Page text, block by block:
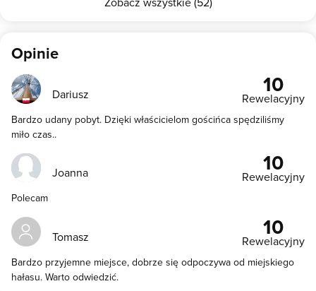
Opinie
Dariusz 10
Rewelacyjny
Bardzo udany pobyt. Dzięki właścicielom gościńca spędziliśmy
miło czas..
Joanna 10
Rewelacyjny
Polecam
Tomasz 10
Rewelacyjny
Bardzo przyjemne miejsce, dobrze się odpoczywa od miejskiego
hałasu. Warto odwiedzić.